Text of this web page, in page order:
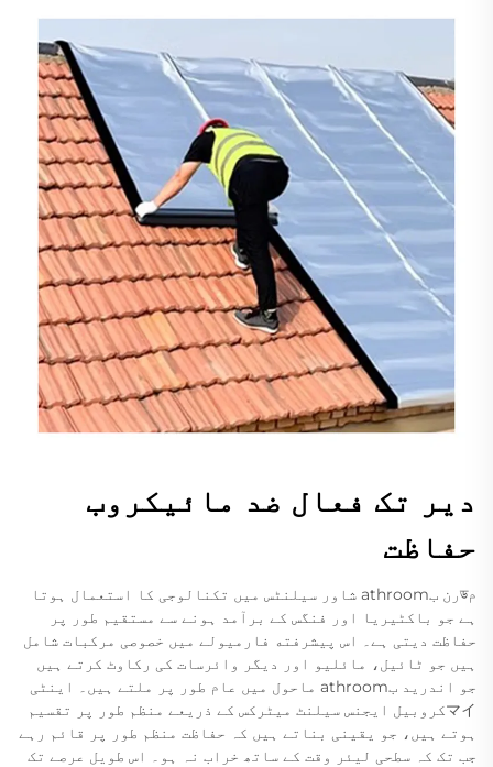
دیر تک فعال ضد مائیکروب
حفاظت
مডرن بathroom شاور سیلنٹس میں تکنالوجی کا استعمال ہوتا
ہے جو باکٹیریا اور فنگس کے برآمد ہونے سے مستقیم طور پر
حفاظت دیتی ہے۔ اس پیشرفته فارمیولے میں خصوصی مرکبات شامل
ہیں جو ٹائیل، مائلیو اور دیگر وائرسات کی رکاوٹ کرتے ہیں
جو اندرید بathroom ماحول میں عام طور پر ملتے ہیں۔ اینٹی
マイکروبیل ایجنس سیلنٹ میٹرکس کے ذریعے منظم طور پر تقسیم
ہوتے ہیں، جو یقینی بناتے ہیں کہ حفاظت منظم طور پر قائم رہے
جب تک کہ سطحی لیئر وقت کے ساتھ خراب نہ ہو۔ اس طویل عرصے تک